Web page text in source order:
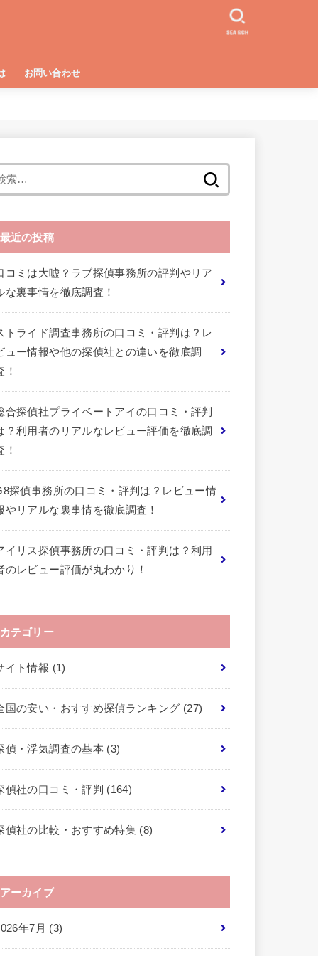
お問い合わせ
SEARCH
最近の投稿
コミは大嘘？ラブ探偵事務所の評判やリア
な裏事情を徹底調査！
トライド調査事務所の口コミ・評判は？レ
ュー情報や他の探偵社との違いを徹底調
！
合探偵社プライベートアイの口コミ・評判
？利用者のリアルなレビュー評価を徹底調
！
探偵事務所の口コミ・評判は？レビュー情
やリアルな裏事情を徹底調査！
イリス探偵事務所の口コミ・評判は？利用
のレビュー評価が丸わかり！
カテゴリー
イト情報 (1)
国の安い・おすすめ探偵ランキング (27)
偵・浮気調査の基本 (3)
偵社の口コミ・評判 (164)
偵社の比較・おすすめ特集 (8)
アーカイブ
年7月 (3)